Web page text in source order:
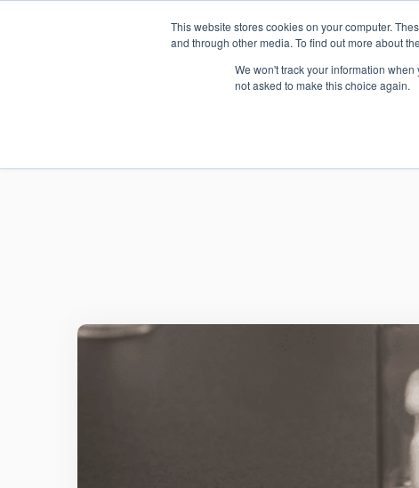
This website stores cookies on your computer.
and through other media. To find out more about
We won't track your information
not asked to make this choice again.